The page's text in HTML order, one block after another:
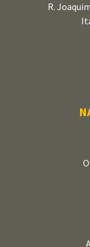
R.